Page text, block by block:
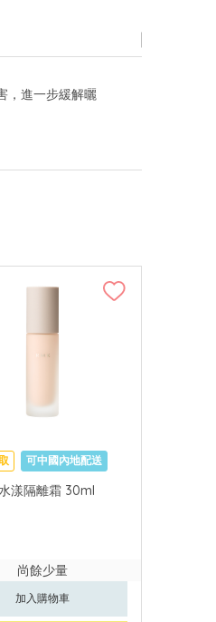
，進一步緩解曬
可中國內地配送
漾隔離霜 30ml
尚餘少量
加入購物車